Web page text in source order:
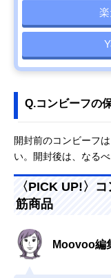
楽
Q.コンビーフの
開封前のコンビーフ
い。開封後は、なる
〈PICK UP!〉
筋商品
Moovoo編